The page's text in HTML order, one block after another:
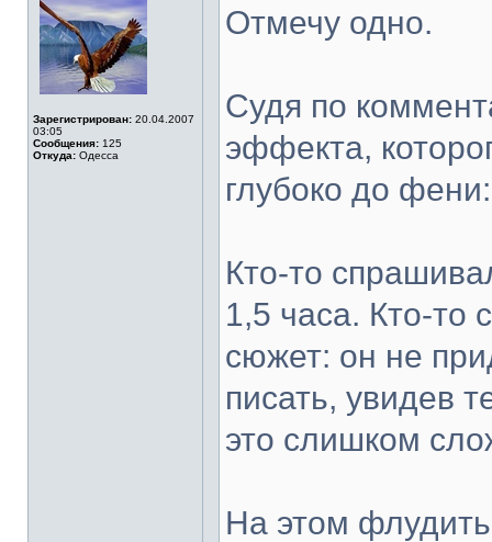
Зарегистрирован: 20.04.2007
03:05
Сообщения: 125
Откуда: Одесса
Отмечу одно.
Судя по
эффекта,
глубоко до
Кто-то
1,5 часа. Кто-то
сюжет: он не
писать, увидев
это слишком
На этом